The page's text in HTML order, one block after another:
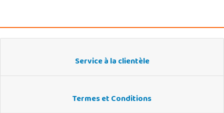
Service à la clientèle
Termes et Conditions